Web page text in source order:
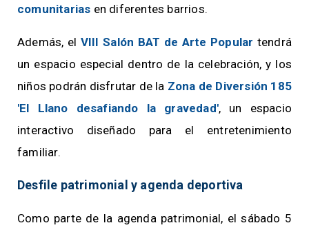
comunitarias en diferentes barrios.
Además, el VIII Salón BAT de Arte Popular tendrá
un espacio especial dentro de la celebración, y los
niños podrán disfrutar de la Zona de Diversión 185
'El Llano desafiando la gravedad', un espacio
interactivo diseñado para el entretenimiento
familiar.
Desfile patrimonial y agenda deportiva
Como parte de la agenda patrimonial, el sábado 5